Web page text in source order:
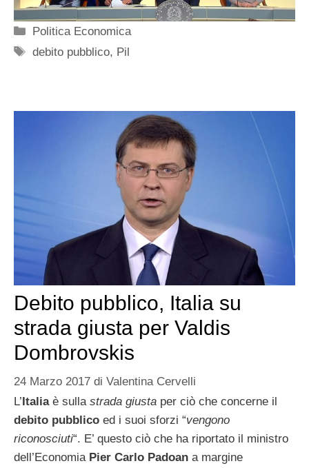
Categorie
Politica Economica
Tag
debito pubblico, Pil
Debito pubblico, Italia su
strada giusta per Valdis
Dombrovskis
24 Marzo 2017 di Valentina Cervelli
L’Italiaè sulla strada giusta per ciò che concerne il
debito pubblico ed i suoi sforzi “vengono
riconosciuti“. E’ questo ciò che ha riportato il ministro
dell’Economia Pier Carlo Padoan a margine